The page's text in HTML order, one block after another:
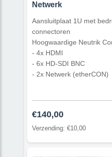
Netwerk
Aansluitplaat 1U met
connectoren
Hoogwaardige Neutrik
- 4x HDMI
- 6x HD-SDI BNC
- 2x Netwerk (etherCON)
€140,00
Verzending: €10,00